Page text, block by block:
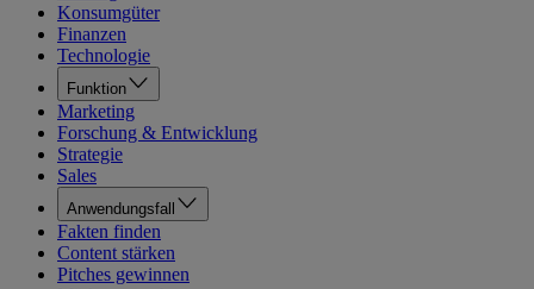
Konsumgüter
Finanzen
Technologie
Funktion
Marketing
Forschung & Entwicklung
Strategie
Sales
Anwendungsfall
Fakten finden
Content stärken
Pitches gewinnen